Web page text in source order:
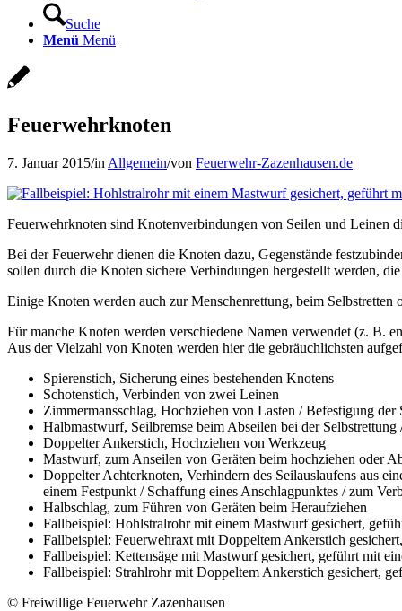
Suche
Menü Menü
Feuerwehrknoten
7. Januar 2015/in Allgemein/von Feuerwehr-Zazenhausen.de
Feuerwehrknoten sind Knotenverbindungen von Seilen und Leinen
Bei der Feuerwehr dienen die Knoten dazu, Gegenstände
sollen durch die Knoten sichere Verbindungen hergestellt werden,
Einige Knoten werden auch zur Menschenrettung, beim Selbstretten
Für manche Knoten werden verschiedene Namen verwendet (z. B.
Aus der Vielzahl von Knoten werden hier die gebräuchlichsten
Spierenstich, Sicherung eines bestehenden Knotens
Schotenstich, Verbinden von zwei Leinen
Zimmermansschlag, Hochziehen von Lasten / Befestigung der
Halbmastwurf, Seilbremse beim Abseilen bei der
Doppelter Ankerstich, Hochziehen von Werkzeug
Mastwurf, zum Anseilen von Geräten beim hochziehen oder
Doppelter Achterknoten, Verhindern des Seilauslaufens aus
einem Festpunkt / Schaffung eines Anschlagpunktes / zum
Halbschlag, zum Führen von Geräten beim Heraufziehen
Fallbeispiel: Hohlstralrohr mit einem Mastwurf gesichert,
Fallbeispiel: Feuerwehraxt mit Doppeltem Ankerstich
Fallbeispiel: Kettensäge mit Mastwurf gesichert, geführt mit
Fallbeispiel: Strahlrohr mit Doppeltem Ankerstich gesichert,
© Freiwillige Feuerwehr Zazenhausen